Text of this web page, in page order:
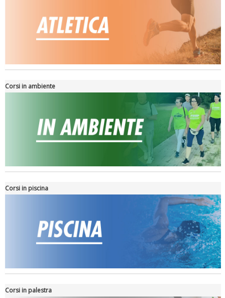
La formazione Uisp rallenta ma prosegue anche in estate
Tiziano Pesce nel Cda di Fondazione Terzjus: prima riunione a
Roma
Corsi in ambiente
Corsi in piscina
Corsi in palestra